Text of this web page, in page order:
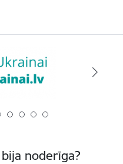
noderīga?